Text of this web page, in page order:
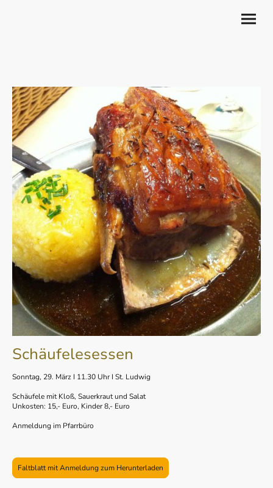
Schäufelesessen
Sonntag, 29. März I 11.30 Uhr I St. Ludwig
Schäufele mit Kloß, Sauerkraut und Salat
Unkosten: 15,- Euro, Kinder 8,- Euro
Anmeldung im Pfarrbüro
Faltblatt mit Anmeldung zum Herunterladen